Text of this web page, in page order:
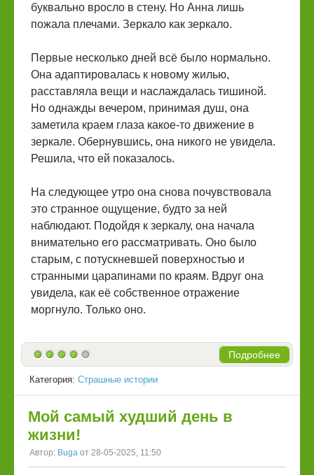
буквально вросло в стену. Но Анна лишь
пожала плечами. Зеркало как зеркало.
Первые несколько дней всё было нормально.
Она адаптировалась к новому жилью,
расставляла вещи и наслаждалась тишиной.
Но однажды вечером, принимая душ, она
заметила краем глаза какое-то движение в
зеркале. Обернувшись, она никого не увидела.
Решила, что ей показалось.
На следующее утро она снова почувствовала
это странное ощущение, будто за ней
наблюдают. Подойдя к зеркалу, она начала
внимательно его рассматривать. Оно было
старым, с потускневшей поверхностью и
странными царапинами по краям. Вдруг она
увидела, как её собственное отражение
моргнуло. Только оно.
Подробнее
Категория: Страшные истории
Мой самый худший день в
жизни!
Автор: Buga от 28-05-2025, 11:50